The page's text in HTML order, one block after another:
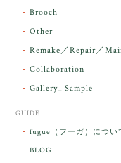
こそ この
Brooch
Other
Remake／Repair／
Collaboration
Gallery_ Sample
GUIDE
fugue（フーガ）につい
BLOG